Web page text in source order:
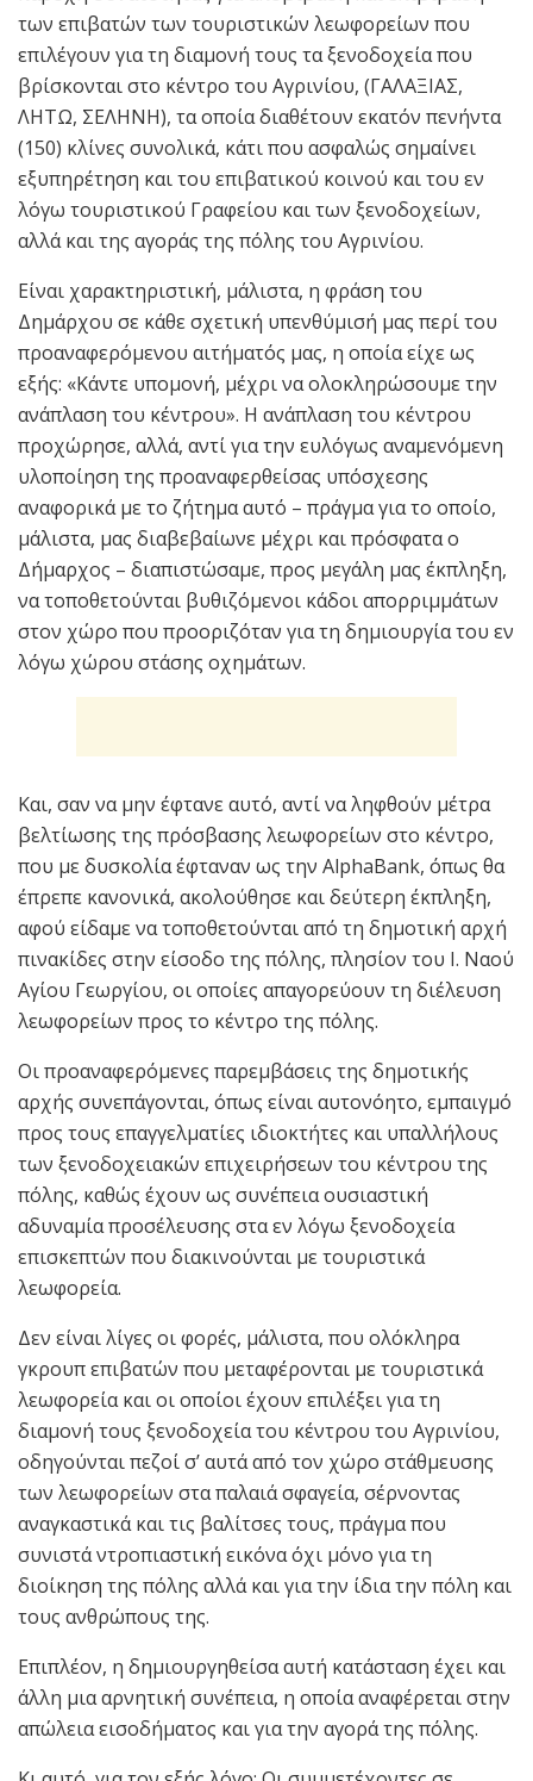
των επιβατών των τουριστικών λεωφορείων που
επιλέγουν για τη διαμονή τους τα ξενοδοχεία που
βρίσκονται στο κέντρο του Αγρινίου, (ΓΑΛΑΞΙΑΣ,
ΛΗΤΩ, ΣΕΛΗΝΗ), τα οποία διαθέτουν εκατόν πενήντα
(150) κλίνες συνολικά, κάτι που ασφαλώς σημαίνει
εξυπηρέτηση και του επιβατικού κοινού και του εν
λόγω τουριστικού Γραφείου και των ξενοδοχείων,
αλλά και της αγοράς της πόλης του Αγρινίου.
Είναι χαρακτηριστική, μάλιστα, η φράση του
Δημάρχου σε κάθε σχετική υπενθύμισή μας περί του
προαναφερόμενου αιτήματός μας, η οποία είχε ως
εξής: «Κάντε υπομονή, μέχρι να ολοκληρώσουμε την
ανάπλαση του κέντρου». Η ανάπλαση του κέντρου
προχώρησε, αλλά, αντί για την ευλόγως αναμενόμενη
υλοποίηση της προαναφερθείσας υπόσχεσης
αναφορικά με το ζήτημα αυτό – πράγμα για το οποίο,
μάλιστα, μας διαβεβαίωνε μέχρι και πρόσφατα ο
Δήμαρχος – διαπιστώσαμε, προς μεγάλη μας έκπληξη,
να τοποθετούνται βυθιζόμενοι κάδοι απορριμμάτων
στον χώρο που προοριζόταν για τη δημιουργία του εν
λόγω χώρου στάσης οχημάτων.
Και, σαν να μην έφτανε αυτό, αντί να ληφθούν μέτρα
βελτίωσης της πρόσβασης λεωφορείων στο κέντρο,
που με δυσκολία έφταναν ως την AlphaBank, όπως θα
έπρεπε κανονικά, ακολούθησε και δεύτερη έκπληξη,
αφού είδαμε να τοποθετούνται από τη δημοτική αρχή
πινακίδες στην είσοδο της πόλης, πλησίον του Ι. Ναού
Αγίου Γεωργίου, οι οποίες απαγορεύουν τη διέλευση
λεωφορείων προς το κέντρο της πόλης.
Οι προαναφερόμενες παρεμβάσεις της δημοτικής
αρχής συνεπάγονται, όπως είναι αυτονόητο, εμπαιγμό
προς τους επαγγελματίες ιδιοκτήτες και υπαλλήλους
των ξενοδοχειακών επιχειρήσεων του κέντρου της
πόλης, καθώς έχουν ως συνέπεια ουσιαστική
αδυναμία προσέλευσης στα εν λόγω ξενοδοχεία
επισκεπτών που διακινούνται με τουριστικά
λεωφορεία.
Δεν είναι λίγες οι φορές, μάλιστα, που ολόκληρα
γκρουπ επιβατών που μεταφέρονται με τουριστικά
λεωφορεία και οι οποίοι έχουν επιλέξει για τη
διαμονή τους ξενοδοχεία του κέντρου του Αγρινίου,
οδηγούνται πεζοί σ’ αυτά από τον χώρο στάθμευσης
των λεωφορείων στα παλαιά σφαγεία, σέρνοντας
αναγκαστικά και τις βαλίτσες τους, πράγμα που
συνιστά ντροπιαστική εικόνα όχι μόνο για τη
διοίκηση της πόλης αλλά και για την ίδια την πόλη και
τους ανθρώπους της.
Επιπλέον, η δημιουργηθείσα αυτή κατάσταση έχει και
άλλη μια αρνητική συνέπεια, η οποία αναφέρεται στην
απώλεια εισοδήματος και για την αγορά της πόλης.